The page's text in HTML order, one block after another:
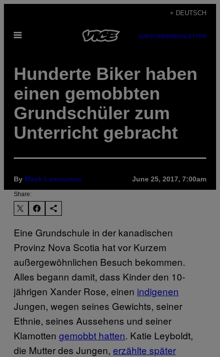
content
+ DEUTSCH
Open
SUBSCRIBENEWSLETTER
Hunderte Biker haben
einen gemobbten
Grundschüler zum
Unterricht gebracht
By Mack Lamoureux June 25, 2017, 7:00am
Share:
Eine Grundschule in der kanadischen
Provinz Nova Scotia hat vor Kurzem
außergewöhnlichen Besuch bekommen.
Alles begann damit, dass Kinder den 10-
jährigen Xander Rose, einen indigenen
Jungen, wegen seines Gewichts, seiner
Ethnie, seines Aussehens und seiner
Klamotten gemobbt hatten. Katie Leyboldt,
die Mutter des Jungen, erzählte später